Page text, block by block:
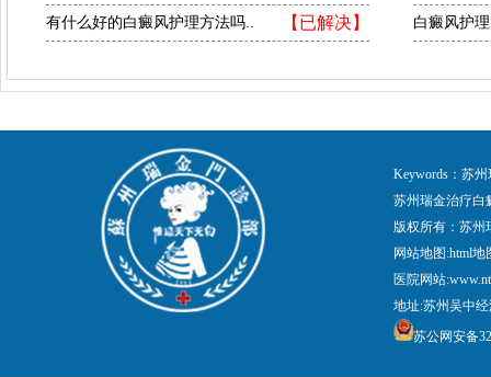
【已解决】
有什么好的白癜风护理方法吗.. 白癜风护
Keywords：苏
苏州瑞金治疗白
版权所有：苏
网站地图:html地
医院网站
地址:苏州吴中
苏公网安备